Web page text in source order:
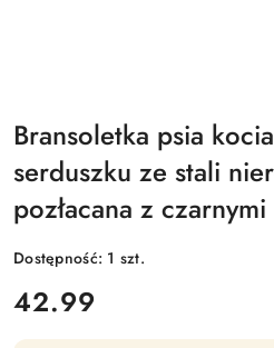
Bransoletka psia
serduszku ze stali
pozłacana z
Dostępność: 1 szt.
cena:
42.99